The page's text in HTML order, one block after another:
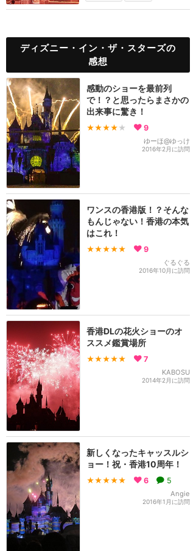
ディズニー・イン・ザ・スターズの
感想
感動のショーを最前列
で！？と思ったらまさかの
出来事に驚き！
★★★★ ★ 9
ゆーほ@ゆっけ
2016年2月に訪問
ワンスの香港版！？そんな
もんじゃない！香港の本気
はこれ！
★★★★★ 9
ぐるぐる
2016年10月に訪問
香港DLの花火ショーのオ
ススメ鑑賞場所
★★★★★ 7
KABOSU
2014年2月に訪問
新しくなったキャッスルシ
ョー！祝・香港10周年！
★★★★★ 6 5
Angie
2016年1月に訪問